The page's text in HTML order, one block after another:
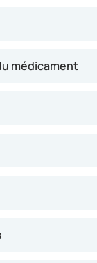
médicament